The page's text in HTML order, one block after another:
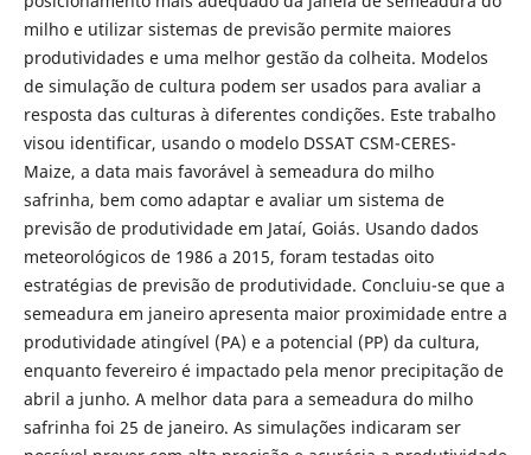
milho e utilizar sistemas de previsão permite maiores
produtividades e uma melhor gestão da colheita. Modelos
de simulação de cultura podem ser usados para avaliar a
resposta das culturas à diferentes condições. Este trabalho
visou identificar, usando o modelo DSSAT CSM-CERES-
Maize, a data mais favorável à semeadura do milho
safrinha, bem como adaptar e avaliar um sistema de
previsão de produtividade em Jataí, Goiás. Usando dados
meteorológicos de 1986 a 2015, foram testadas oito
estratégias de previsão de produtividade. Concluiu-se que a
semeadura em janeiro apresenta maior proximidade entre a
produtividade atingível (PA) e a potencial (PP) da cultura,
enquanto fevereiro é impactado pela menor precipitação de
abril a junho. A melhor data para a semeadura do milho
safrinha foi 25 de janeiro. As simulações indicaram ser